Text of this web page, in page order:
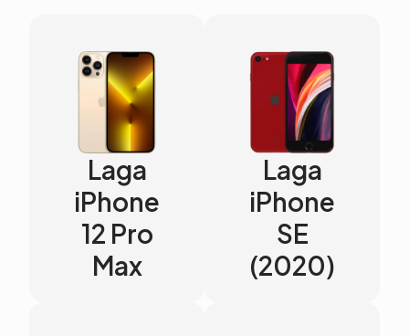
Laga
iPhone
12 Pro
Max
Laga
iPhone
SE
(2020)